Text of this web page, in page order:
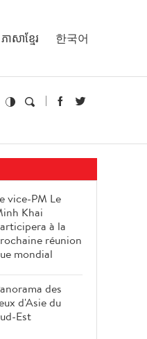
ភាសាខ្មែរ 한국어
vice-PM Le
Khai
à la
réunion
mondial
des
d'Asie du
Est